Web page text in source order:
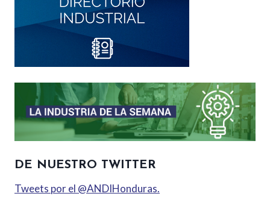
DE NUESTRO TWITTER
Tweets por el @ANDIHonduras.